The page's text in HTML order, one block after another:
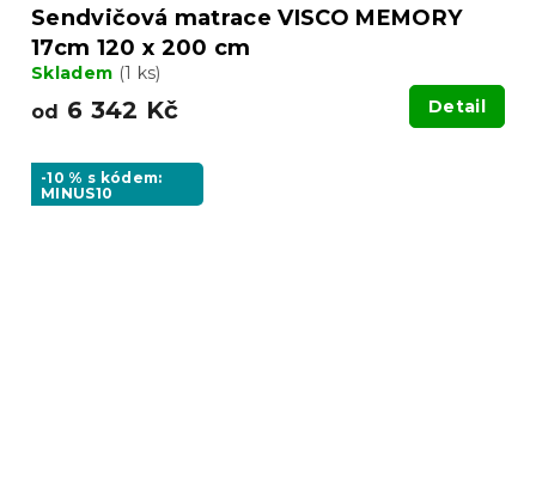
Sendvičová matrace VISCO MEMORY
17cm 120 x 200 cm
Skladem (1 ks)
od 6 342 Kč Detail
-10 % s kódem:
MINUS10